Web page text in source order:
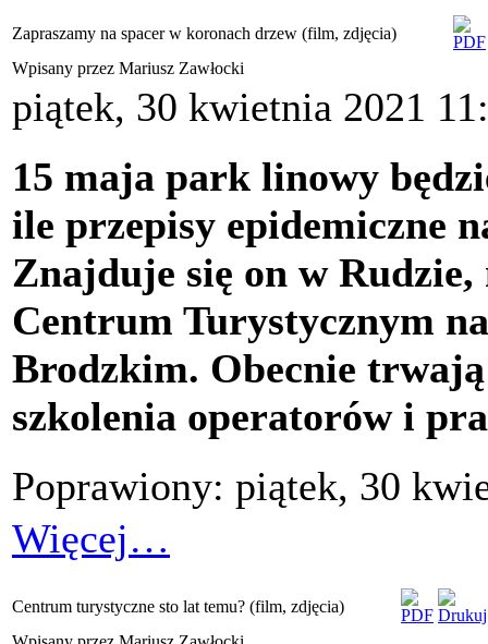
Zapraszamy na spacer w koronach drzew (film, zdjęcia)
Wpisany przez Mariusz Zawłocki
piątek, 30 kwietnia 2021
15 maja park linowy
ile przepisy epidemiczne
Znajduje się on w Rudzie,
Centrum Turystycznym
Brodzkim. Obecnie
szkolenia operatorów i
Poprawiony: piątek, 30
Więcej…
Centrum turystyczne sto lat temu? (film, zdjęcia)